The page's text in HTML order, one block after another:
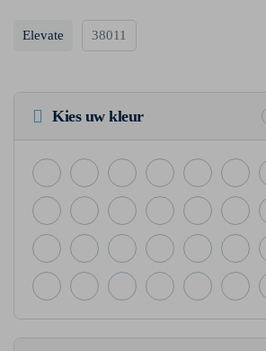
Elevate 38011
Kies uw kleur